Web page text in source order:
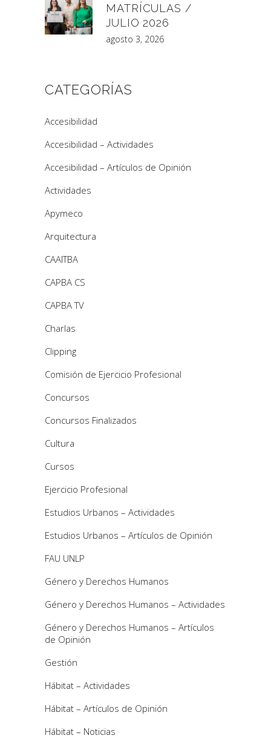
MATRÍCULAS /
JULIO 2026
agosto 3, 2026
CATEGORÍAS
Accesibilidad
Accesibilidad – Actividades
Accesibilidad – Artículos de Opinión
Actividades
Apymeco
Arquitectura
CAAITBA
CAPBA CS
CAPBA TV
Charlas
Clipping
Comisión de Ejercicio Profesional
Concursos
Concursos Finalizados
Cultura
Cursos
Ejercicio Profesional
Estudios Urbanos – Actividades
Estudios Urbanos – Artículos de Opinión
FAU UNLP
Género y Derechos Humanos
Género y Derechos Humanos – Actividades
Género y Derechos Humanos – Artículos
de Opinión
Gestión
Hábitat – Actividades
Hábitat – Artículos de Opinión
Hábitat – Noticias